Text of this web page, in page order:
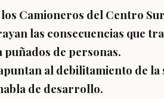
Camioneros del Centro
las consecuencias que
de personas.
al debilitamiento de
de desarrollo.